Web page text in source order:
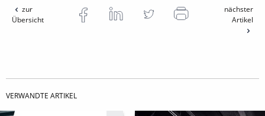
zur
Übersicht
nächster
Artikel
VERWANDTE ARTIKEL